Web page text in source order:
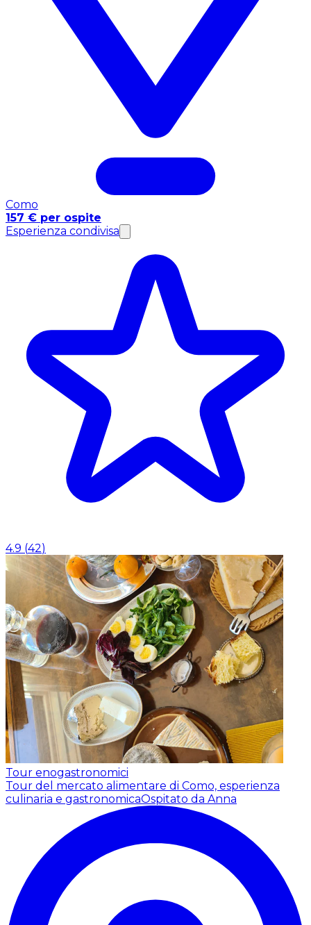
Como
157 € per ospite
Esperienza condivisa
4.9 (42)
Tour enogastronomici
Tour del mercato alimentare di Como, esperienza
culinaria e gastronomicaOspitato da Anna